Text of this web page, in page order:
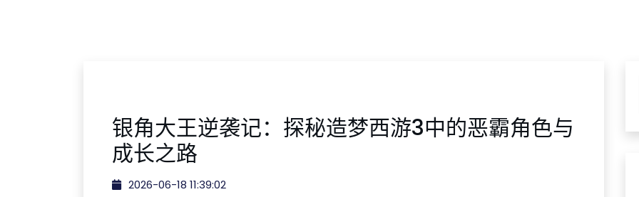
银角大王逆袭记：探秘造梦西游3中的恶霸角色与
成长之路
2026-06-18 11:39:02